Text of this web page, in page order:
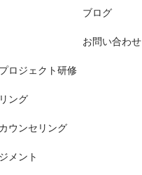
ロジェクト研修
ング
ウンセリング
メント
ブログ
お問い合わせ